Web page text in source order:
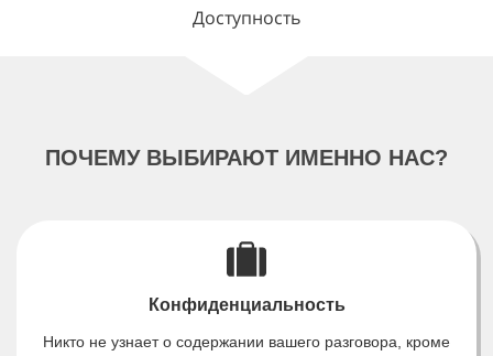
Доступность
ПОЧЕМУ ВЫБИРАЮТ ИМЕННО НАС?
Конфиденциальность
Никто не узнает о содержании вашего разговора, кроме